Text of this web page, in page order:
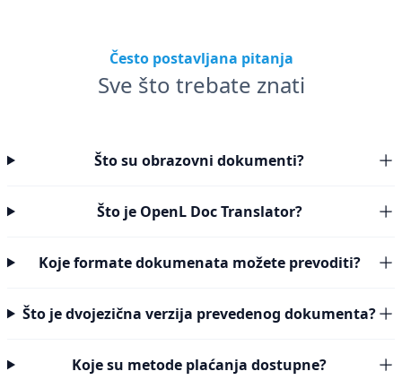
Često postavljana pitanja
Sve što trebate znati
Što su obrazovni dokumenti?
Što je OpenL Doc Translator?
Koje formate dokumenata možete prevoditi?
Što je dvojezična verzija prevedenog dokumenta?
Koje su metode plaćanja dostupne?